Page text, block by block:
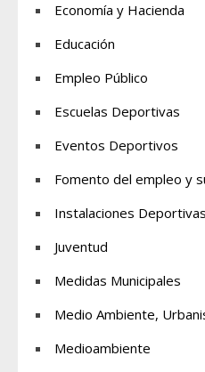
Economía y Hacienda
Educación
Empleo Público
Escuelas Deportivas
Eventos Deportivos
Fomento del empleo y
Instalaciones Deportivas
Juventud
Medidas Municipales
Medio Ambiente,
Medioambiente